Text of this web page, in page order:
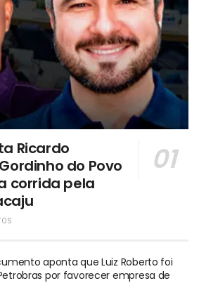
Ricardo
do Povo
corrida pela
aponta que Luiz Roberto foi
por favorecer empresa de